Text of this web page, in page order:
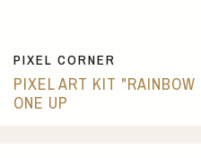
PIXEL CORNER
PIXEL ART KIT
ONE UP